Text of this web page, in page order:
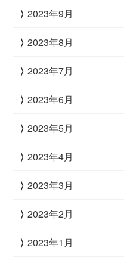
2023年9月
2023年8月
2023年7月
2023年6月
2023年5月
2023年4月
2023年3月
2023年2月
2023年1月